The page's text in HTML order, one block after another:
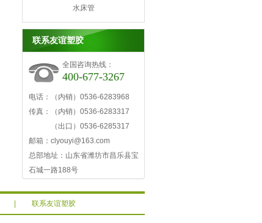
水床管
联系友谊塑胶
全国咨询热线：
400-677-3267
电话：（内销）0536-6283968
传真：（内销）0536-6283317
（出口）0536-6285317
邮箱：clyouyi@163.com
总部地址：山东省潍坊市昌乐县宝
石城一路188号
联系友谊塑胶